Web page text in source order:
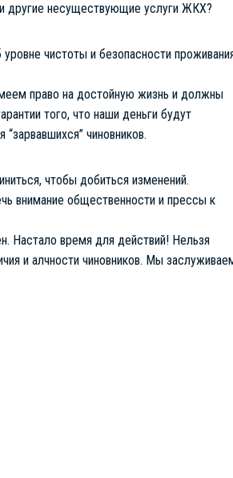
другие несуществующие услуги ЖКХ?
чистоты и безопасности
право на достойную жизнь и должны
того, что наши деньги будут
чиновников.
чтобы добиться изменений.
внимание общественности и прессы к
Настало время для действий! Нельзя
и алчности чиновников. Мы